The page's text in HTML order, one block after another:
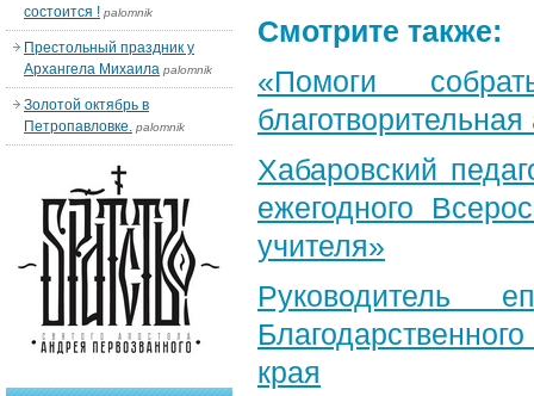
Смотрите также:
«Помоги
Хабаровский
ежегодного
учителя»
Руководитель
края
состоится ! palomnik
Престольный праздник у
Архангела Михаила palomnik
Золотой октябрь в
Петропавловке. palomnik